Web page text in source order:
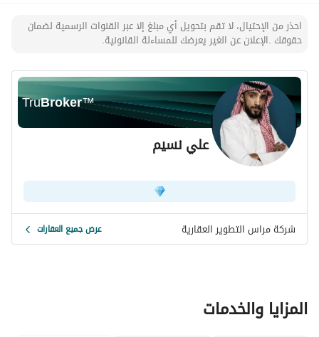
احذر من الإحتيال، لا تقم بتحويل أي مبلغ إلا عبر القنوات الرسمية لضمان
حقوقك .الإعلان عن الغير يعرضك للمساءلة القانونية.
TruBroker™
علي نسيم
شركة مراس التطوير العقارية عرض جميع العقارات
المزايا والخدمات